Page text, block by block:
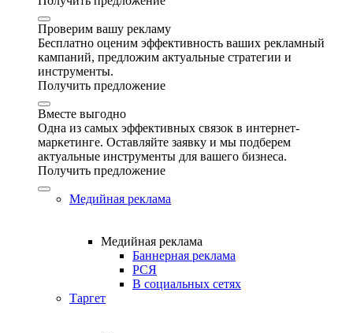
Проверим вашу рекламу
Бесплатно оценим эффективность ваших рекламный
кампаний, предложим актуальные стратегии и
инструменты.
Получить предложение
Вместе выгодно
Одна из самых эффективных связок в интернет-
маркетинге. Оставляйте заявку и мы подберем
актуальные инструменты для вашего бизнеса.
Получить предложение
Медийная реклама
Медийная реклама
Баннерная реклама
РСЯ
В социальных сетях
Таргет